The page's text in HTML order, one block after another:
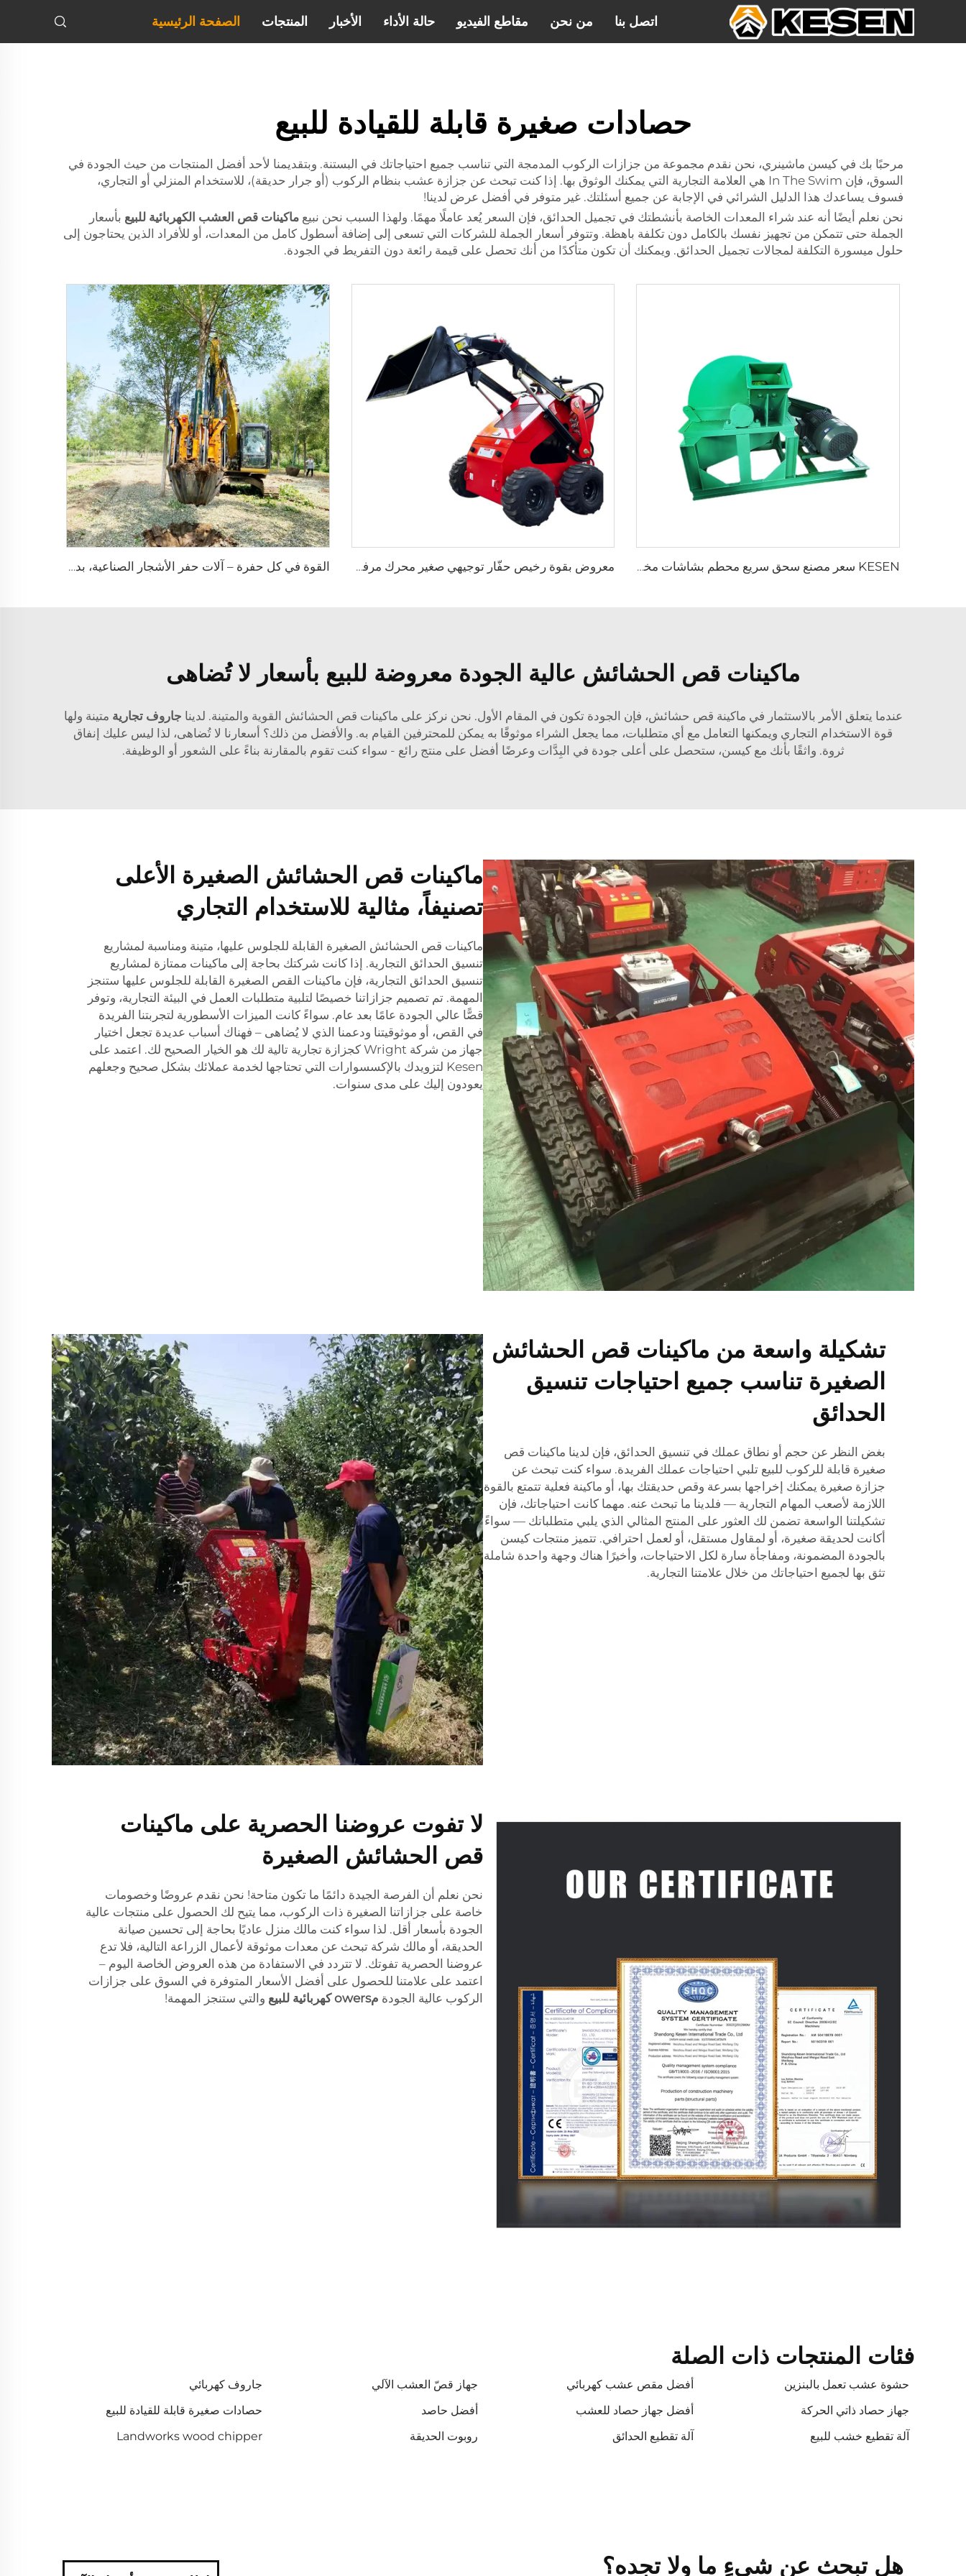
الصفحة الرئيسية المنتجات الأخبار حالة الأداء مقاطع الفيديو من نحن اتصل بنا
حصادات صغيرة قابلة للقيادة للبيع
مرحبًا بك في كيسن ماشينري، نحن نقدم مجموعة من جزازات الركوب المدمجة التي تناسب جميع احتياجاتك في البستنة. وبتقديمنا لأحد أفضل المنتجات من حيث الجودة في
السوق، فإن In The Swim هي العلامة التجارية التي يمكنك الوثوق بها. إذا كنت تبحث عن جزازة عشب بنظام الركوب (أو جرار حديقة)، للاستخدام المنزلي أو التجاري،
فسوف يساعدك هذا الدليل الشرائي في الإجابة عن جميع أسئلتك. غير متوفر في أفضل عرض لدينا!
نحن نعلم أيضًا أنه عند شراء المعدات الخاصة بأنشطتك في تجميل الحدائق، فإن السعر يُعد عاملًا مهمًا. ولهذا السبب نحن نبيع ماكينات قص العشب الكهربائية للبيع بأسعار
الجملة حتى تتمكن من تجهيز نفسك بالكامل دون تكلفة باهظة. وتتوفر أسعار الجملة للشركات التي تسعى إلى إضافة أسطول كامل من المعدات، أو للأفراد الذين يحتاجون إلى
حلول ميسورة التكلفة لمجالات تجميل الحدائق. ويمكنك أن تكون متأكدًا من أنك تحصل على قيمة رائعة دون التفريط في الجودة.
KESEN سعر مصنع سحق سريع محطم بشاشات مختلفة فم مربع قطر كبير محطم الخشب لنشارة الخشب معروض بقوة رخيص حفّار توجيهي صغير محرك مرفق حفّار توجيهي صغير ديزل القوة في كل حفرة – آلات حفر الأشجار الصناعية، بدون هامش تجزئة
ماكينات قص الحشائش عالية الجودة معروضة للبيع بأسعار لا تُضاهى
عندما يتعلق الأمر بالاستثمار في ماكينة قص حشائش، فإن الجودة تكون في المقام الأول. نحن نركز على ماكينات قص الحشائش القوية والمتينة. لدينا جاروف تجارية متينة ولها
قوة الاستخدام التجاري ويمكنها التعامل مع أي متطلبات، مما يجعل الشراء موثوقًا به يمكن للمحترفين القيام به. والأفضل من ذلك؟ أسعارنا لا تُضاهى، لذا ليس عليك إنفاق
ثروة. واثقًا بأنك مع كيسن، ستحصل على أعلى جودة في البِدَّات وعرضًا أفضل على منتج رائع - سواء كنت تقوم بالمقارنة بناءً على الشعور أو الوظيفة.
ماكينات قص الحشائش الصغيرة الأعلى
تصنيفاً، مثالية للاستخدام التجاري
ماكينات قص الحشائش الصغيرة القابلة للجلوس عليها، متينة ومناسبة لمشاريع
تنسيق الحدائق التجارية. إذا كانت شركتك بحاجة إلى ماكينات ممتازة لمشاريع
تنسيق الحدائق التجارية، فإن ماكينات القص الصغيرة القابلة للجلوس عليها ستنجز
المهمة. تم تصميم جزازاتنا خصيصًا لتلبية متطلبات العمل في البيئة التجارية، وتوفر
قصًّا عالي الجودة عامًا بعد عام. سواءً كانت الميزات الأسطورية لتجربتنا الفريدة
في القص، أو موثوقيتنا ودعمنا الذي لا يُضاهى – فهناك أسباب عديدة تجعل اختيار
جهاز من شركة Wright كجزازة تجارية تالية لك هو الخيار الصحيح لك. اعتمد على
Kesen لتزويدك بالإكسسوارات التي تحتاجها لخدمة عملائك بشكل صحيح وجعلهم
يعودون إليك على مدى سنوات.
تشكيلة واسعة من ماكينات قص الحشائش
الصغيرة تناسب جميع احتياجات تنسيق
الحدائق
بغض النظر عن حجم أو نطاق عملك في تنسيق الحدائق، فإن لدينا ماكينات قص
صغيرة قابلة للركوب للبيع تلبي احتياجات عملك الفريدة. سواء كنت تبحث عن
جزازة صغيرة يمكنك إخراجها بسرعة وقص حديقتك بها، أو ماكينة فعلية تتمتع بالقوة
اللازمة لأصعب المهام التجارية — فلدينا ما تبحث عنه. مهما كانت احتياجاتك، فإن
تشكيلتنا الواسعة تضمن لك العثور على المنتج المثالي الذي يلبي متطلباتك — سواءً
أكانت لحديقة صغيرة، أو لمقاول مستقل، أو لعمل احترافي. تتميز منتجات كيسن
بالجودة المضمونة، ومفاجأة سارة لكل الاحتياجات، وأخيرًا هناك وجهة واحدة شاملة
تثق بها لجميع احتياجاتك من خلال علامتنا التجارية.
لا تفوت عروضنا الحصرية على ماكينات
قص الحشائش الصغيرة
نحن نعلم أن الفرصة الجيدة دائمًا ما تكون متاحة! نحن نقدم عروضًا وخصومات
خاصة على جزازاتنا الصغيرة ذات الركوب، مما يتيح لك الحصول على منتجات عالية
الجودة بأسعار أقل. لذا سواء كنت مالك منزل عاديًا بحاجة إلى تحسين صيانة
الحديقة، أو مالك شركة تبحث عن معدات موثوقة لأعمال الزراعة التالية، فلا تدع
عروضنا الحصرية تفوتك. لا تتردد في الاستفادة من هذه العروض الخاصة اليوم –
اعتمد على علامتنا للحصول على أفضل الأسعار المتوفرة في السوق على جزازات
الركوب عالية الجودة مowers كهربائية للبيع والتي ستنجز المهمة!
فئات المنتجات ذات الصلة
حشوة عشب تعمل بالبنزين أفضل مقص عشب كهربائي جهاز قصّ العشب الآلي
جاروف كهربائي
جهاز حصاد ذاتي الحركة
أفضل جهاز حصاد للعشب أفضل حاصد
حصادات صغيرة قابلة للقيادة للبيع
آلة تقطيع خشب للبيع
آلة تقطيع الحدائق روبوت الحديقة Landworks wood chipper
هل تبحث عن شيءٍ ما ولا تجده؟